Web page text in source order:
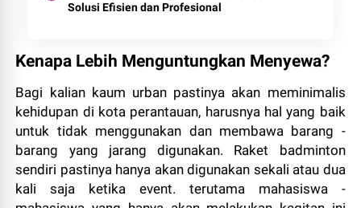
Solusi Efisien dan Profesional
Kenapa Lebih Menguntungkan Menyewa?
Bagi kalian kaum urban pastinya akan meminimalis
kehidupan di kota perantauan, harusnya hal yang baik
untuk tidak menggunakan dan membawa barang -
barang yang jarang digunakan. Raket badminton
sendiri pastinya hanya akan digunakan sekali atau dua
kali saja ketika event. terutama mahasiswa -